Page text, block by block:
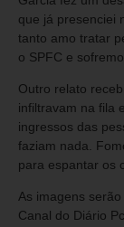
que já presenciei
tanto amo tratar
o SPFC e
Outro relato
infiltravam na fila
ingressos das
faziam nada.
para espantar os
As imagens
Canal do Diário